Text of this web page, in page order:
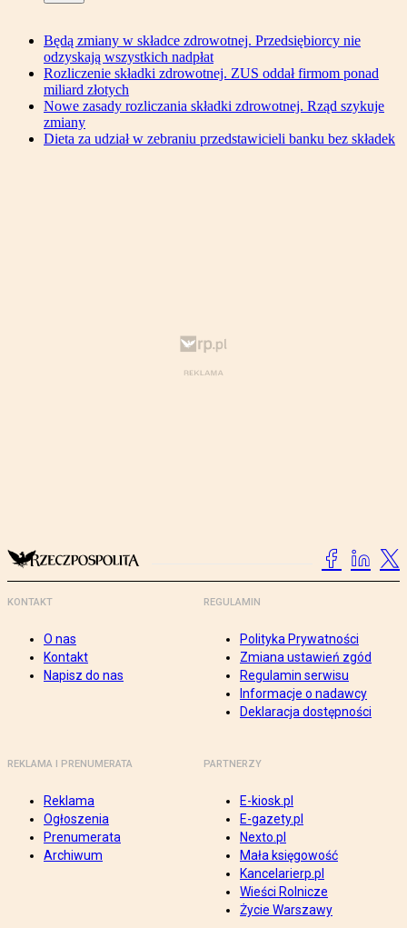
Będą zmiany w składce zdrowotnej. Przedsiębiorcy nie
odzyskają wszystkich nadpłat
Rozliczenie składki zdrowotnej. ZUS oddał firmom ponad
miliard złotych
Nowe zasady rozliczania składki zdrowotnej. Rząd szykuje
zmiany
Dieta za udział w zebraniu przedstawicieli banku bez składek
KONTAKT
O nas
Kontakt
Napisz do nas
REGULAMIN
Polityka Prywatności
Zmiana ustawień zgód
Regulamin serwisu
Informacje o nadawcy
Deklaracja dostępności
REKLAMA I PRENUMERATA
Reklama
Ogłoszenia
Prenumerata
Archiwum
PARTNERZY
E-kiosk.pl
E-gazety.pl
Nexto.pl
Mała księgowość
Kancelarierp.pl
Wieści Rolnicze
Życie Warszawy